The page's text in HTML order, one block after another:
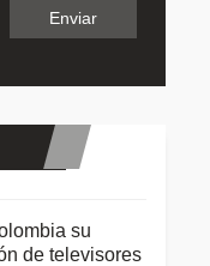
su
de televisores